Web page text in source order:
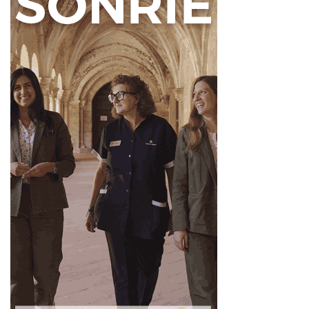
como la nuestra. Vamos a ganar porque León se merece
un futuro con oportunidades, y lo vamos a conseguir
juntas y juntos”, ha destacado Cendón ante las y los
asistentes.
Con esta reunión de fuerza en el Bierzo, Javier Alfonso
Cendón refuerza su posición como el referente del PSOE
en la provincia y deja claro que el socialismo leonés sigue
avanzando con firmeza y unidad hacia el futuro, con el
objetivo de recuperar la población, garantizar el
crecimiento de León y devolver la esperanza a todas las
familias que quieren quedarse y prosperar en su tierra.
Para concluir, Cendón ha hecho un llamamiento a la
militancia y a toda la ciudadanía a movilizarse en estas
elecciones. “Hoy hemos demostrado que tenemos
proyecto, fuerza e ilusión. Quiero seguir trabajando por